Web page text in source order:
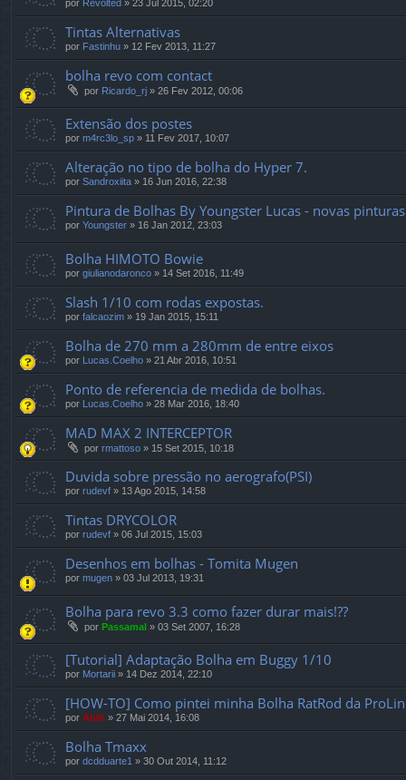
por Revolted » 23 Jul 2015, 02:20
Tintas Alternativas
por Fastinhu » 12 Fev 2013, 11:27
bolha revo com contact
por Ricardo_rj » 26 Fev 2012, 00:06
Extensão dos postes
por m4rc3lo_sp » 11 Fev 2017, 10:07
Alteração no tipo de bolha do Hyper 7.
por Sandroxiita » 16 Jun 2016, 22:38
Pintura de Bolhas By Youngster Lucas - novas pinturas
por Youngster » 16 Jan 2012, 23:03
Bolha HIMOTO Bowie
por giulianodaronco » 14 Set 2016, 11:49
Slash 1/10 com rodas expostas.
por falcaozim » 19 Jan 2015, 15:11
Bolha de 270 mm a 280mm de entre eixos
por Lucas.Coelho » 21 Abr 2016, 10:51
Ponto de referencia de medida de bolhas.
por Lucas.Coelho » 28 Mar 2016, 18:40
MAD MAX 2 INTERCEPTOR
por rmattoso » 15 Set 2015, 10:18
Duvida sobre pressão no aerografo(PSI)
por rudevf » 13 Ago 2015, 14:58
Tintas DRYCOLOR
por rudevf » 06 Jul 2015, 15:03
Desenhos em bolhas - Tomita Mugen
por mugen » 03 Jul 2013, 19:31
Bolha para revo 3.3 como fazer durar mais!??
por Passamal » 03 Set 2007, 16:28
[Tutorial] Adaptação Bolha em Buggy 1/10
por Mortarii » 14 Dez 2014, 22:10
[HOW-TO] Como pintei minha Bolha RatRod da
por Abib » 27 Mai 2014, 16:08
Bolha Tmaxx
por dcdduarte1 » 30 Out 2014, 11:12